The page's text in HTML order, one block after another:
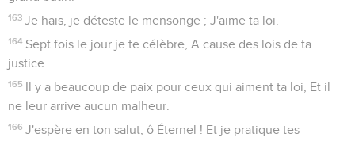
163 Je hais, je déteste le mensonge ; J'aime ta loi.
164 Sept fois le jour je te célèbre, A cause des lois de ta
justice.
165 Il y a beaucoup de paix pour ceux qui aiment ta loi, Et il
ne leur arrive aucun malheur.
166 J'espère en ton salut, ô Éternel ! Et je pratique tes